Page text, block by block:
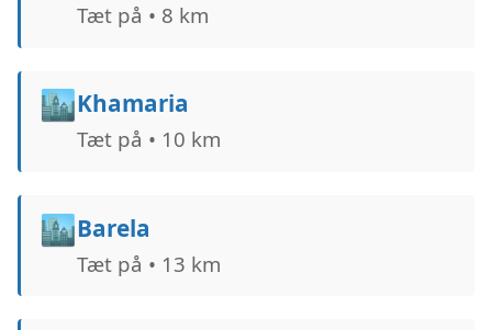
Tæt på • 8 km
🏙️Khamaria
Tæt på • 10 km
🏙️Barela
Tæt på • 13 km